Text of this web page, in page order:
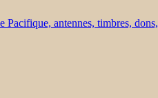
antennes, timbres, dons,